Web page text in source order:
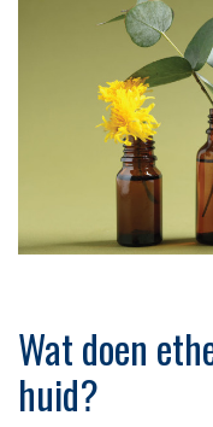
Wat doen
huid?